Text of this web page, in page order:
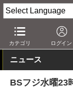
カテゴリ ログイン
AV Watch コンテ
ニュース
BSフジ水曜23